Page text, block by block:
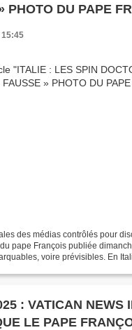
PHOTO DU PAPE
15:45
des médias contrôlés pour
pape François publiée
voire prévisibles. En
: VATICAN NEWS
LE PAPE